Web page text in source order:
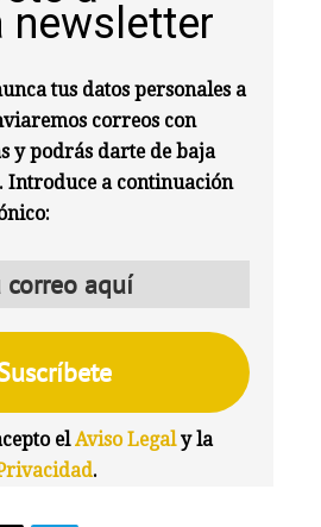
newsletter
tus datos personales a
correos con
y podrás darte de baja
Introduce a continuación
elAviso Legaly la
.